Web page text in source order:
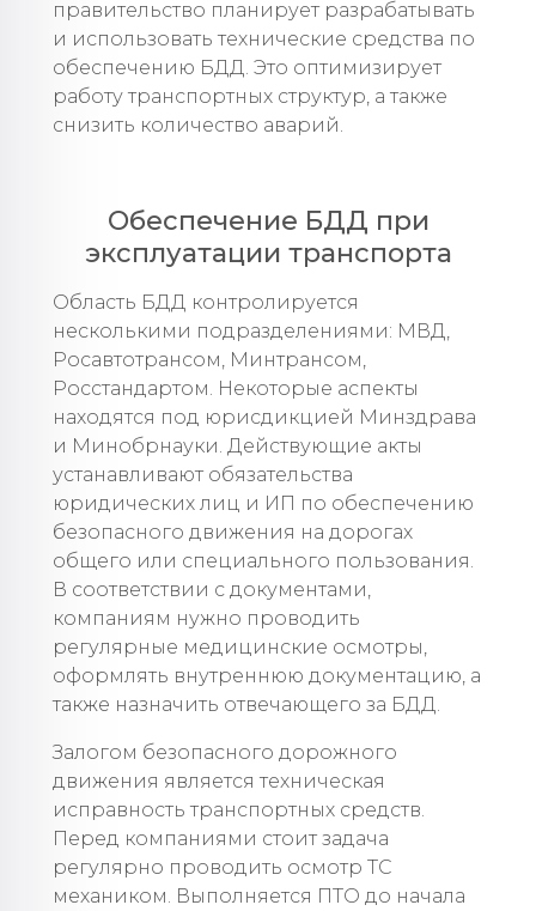
правительство планирует разрабатывать
и использовать технические средства по
обеспечению БДД. Это оптимизирует
работу транспортных структур, а также
снизить количество аварий.
Обеспечение БДД при
эксплуатации транспорта
Область БДД контролируется
несколькими подразделениями: МВД,
Росавтотрансом, Минтрансом,
Росстандартом. Некоторые аспекты
находятся под юрисдикцией Минздрава
и Минобрнауки. Действующие акты
устанавливают обязательства
юридических лиц и ИП по обеспечению
безопасного движения на дорогах
общего или специального пользования.
В соответствии с документами,
компаниям нужно проводить
регулярные медицинские осмотры,
оформлять внутреннюю документацию, а
также назначить отвечающего за БДД.
Залогом безопасного дорожного
движения является техническая
исправность транспортных средств.
Перед компаниями стоит задача
регулярно проводить осмотр ТС
механиком. Выполняется ПТО до начала